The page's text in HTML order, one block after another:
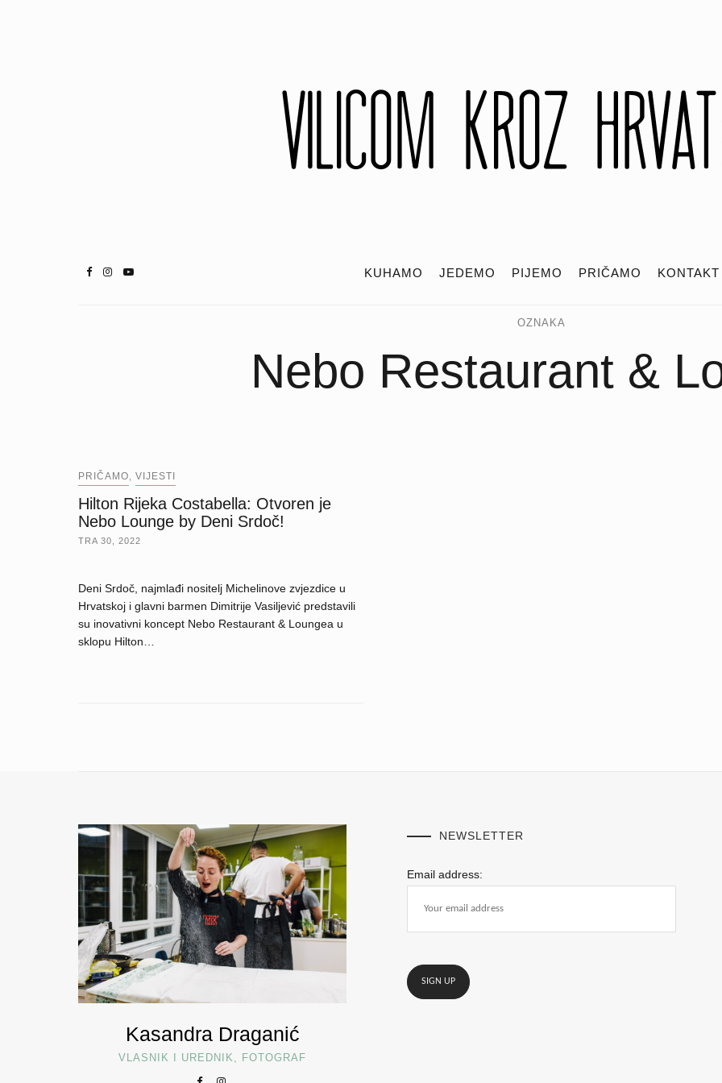
KUHAMO JEDEMO PIJEMO PRIČAMO KONTAKT
OZNAKA
Nebo Restaurant &
PRIČAMO VIJESTI
Hilton Rijeka Costabella: Otvoren je
Nebo Lounge by Deni Srdoč!
TRA 30, 2022
Deni Srdoč, najmlađi nositelj Michelinove zvjezdice u
Hrvatskoj i glavni barmen Dimitrije Vasiljević predstavili
su inovativni koncept Nebo Restaurant & Loungea u
sklopu Hilton…
Kasandra Draganić
VLASNIK I UREDNIK, FOTOGRAF
NEWSLETTER
Email address: